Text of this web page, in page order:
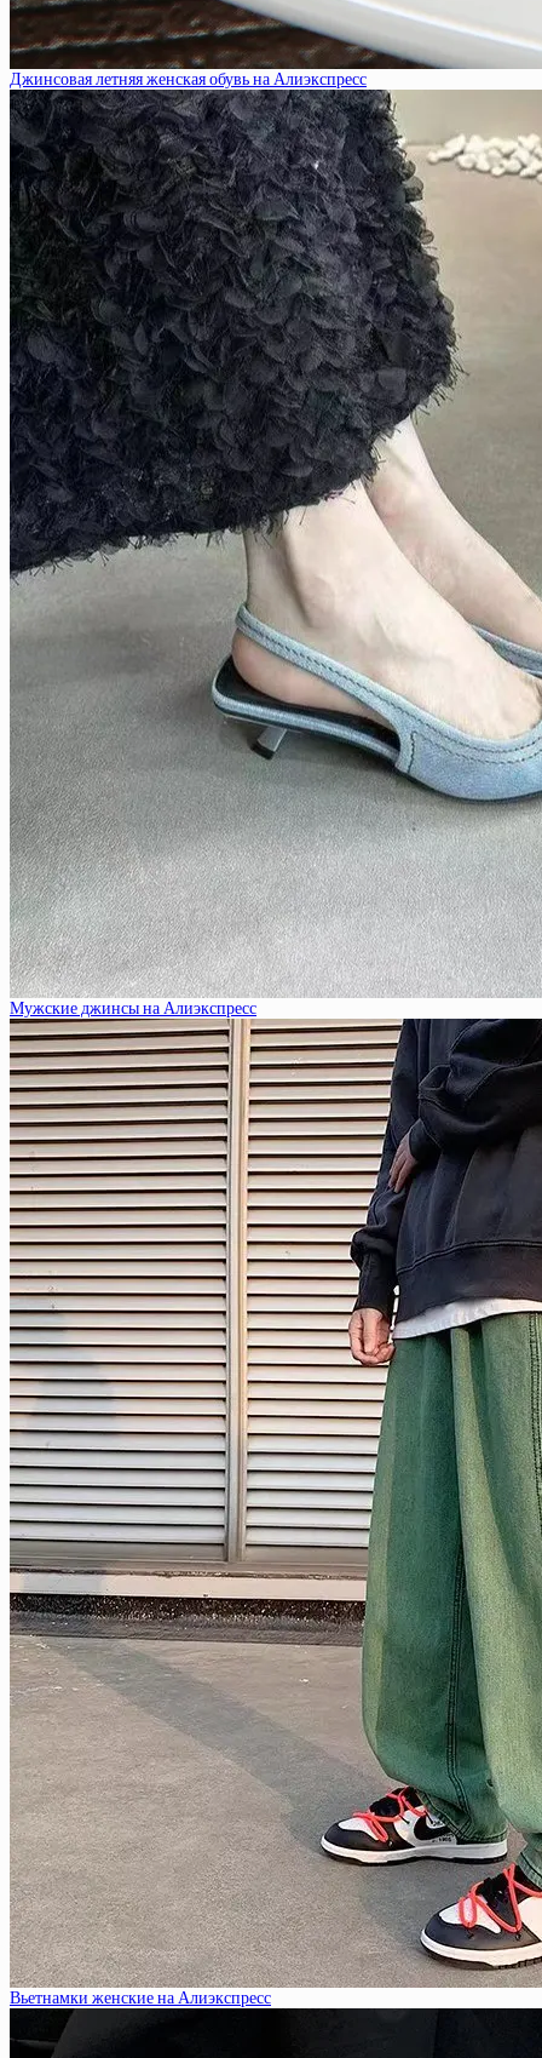
Джинсовая летняя женская обувь на Алиэкспресс
Мужские джинсы на Алиэкспресс
Вьетнамки женские на Алиэкспресс